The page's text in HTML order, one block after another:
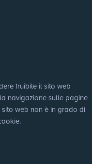
fruibile il sito web
navigazione sulle pagine
web non è in grado di